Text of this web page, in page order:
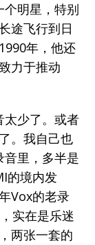
明星，特别
途飞行到日
年，他还
力于推动
少了。或者
。我自己也
里，多半是
的境内发
Vox的老录
实在是乐迷
两张一套的